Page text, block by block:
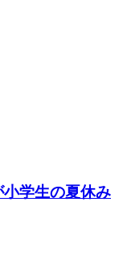
小学生の夏休み